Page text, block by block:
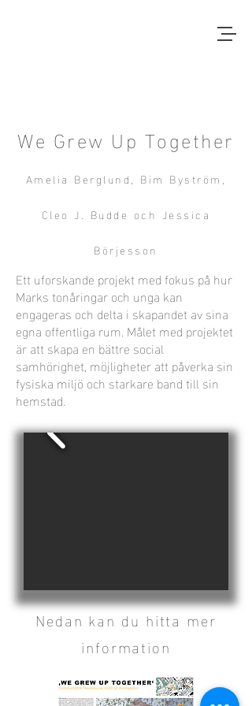
We Grew Up Together
Amelia Berglund, Bim Byström,
Cleo J. Budde och Jessica
Börjesson
Ett uforskande projekt med fokus på hur
Marks tonåringar och unga kan
engageras och delta i skapandet av sina
egna offentliga rum. Målet med projektet
är att skapa en bättre social
samhörighet, möjligheter att påverka sin
fysiska miljö och starkare band till sin
hemstad.
Nedan kan du hitta mer
information